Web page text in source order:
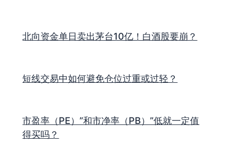
北向资金单日卖出茅台10亿！白酒股要崩？
短线交易中如何避免仓位过重或过轻？
市盈率（PE）”和市净率（PB）”低就一定值
得买吗？